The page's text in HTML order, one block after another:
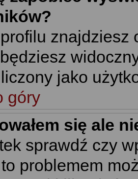
znajdziesz
będziesz
jako
góry
się ale
sprawdź czy
problemem